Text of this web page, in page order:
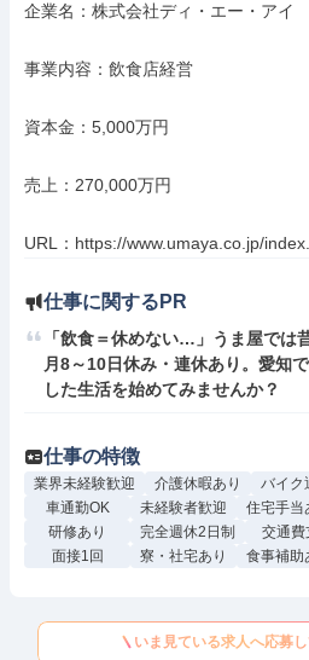
企業名：株式会社ディ・エー・アイ
事業内容：飲食店経営
資本金：5,000万円
売上：270,000万円
URL：https://www.umaya.co.jp/
仕事に関するPR
「飲食＝休めない…」うま屋では
月8～10日休み・連休あり。愛知
した生活を始めてみませんか？
仕事の特徴
業界未経験歓迎 介護休暇あり バイク
車通勤OK
未経験者歓迎 住宅手当
研修あり
完全週休2日制 交通費
面接1回
寮・社宅あり 食事補助
いま見ている求人へ応募